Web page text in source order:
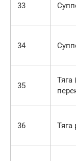
33
34
35
36 Тяга